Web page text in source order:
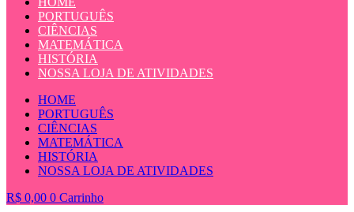
PORTUGUÊS
CIÊNCIAS
MATEMÁTICA
HISTÓRIA
NOSSA LOJA DE ATIVIDADES
HOME
PORTUGUÊS
CIÊNCIAS
MATEMÁTICA
HISTÓRIA
NOSSA LOJA DE ATIVIDADES
R$ 0,00 0 Carrinho